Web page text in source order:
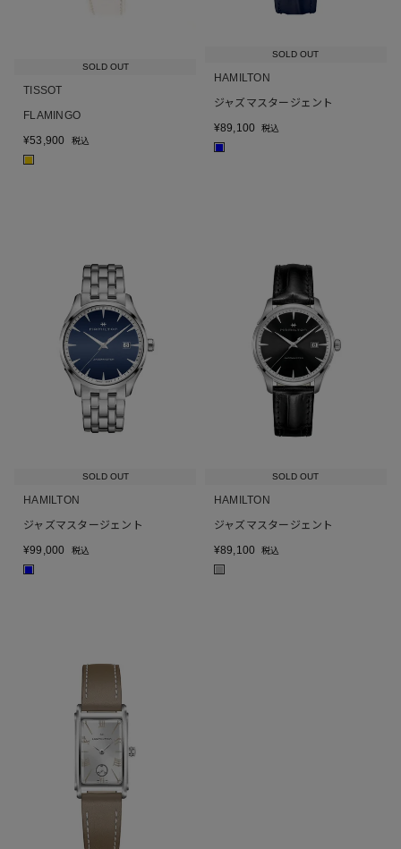
SOLD OUT
TISSOT
FLAMINGO
¥53,900 税込
■
SOLD OUT
HAMILTON
ジャズマスタージェント
¥89,100 税込
■
SOLD OUT
HAMILTON
ジャズマスタージェント
¥99,000 税込
■
SOLD OUT
HAMILTON
ジャズマスタージェント
¥89,100 税込
■